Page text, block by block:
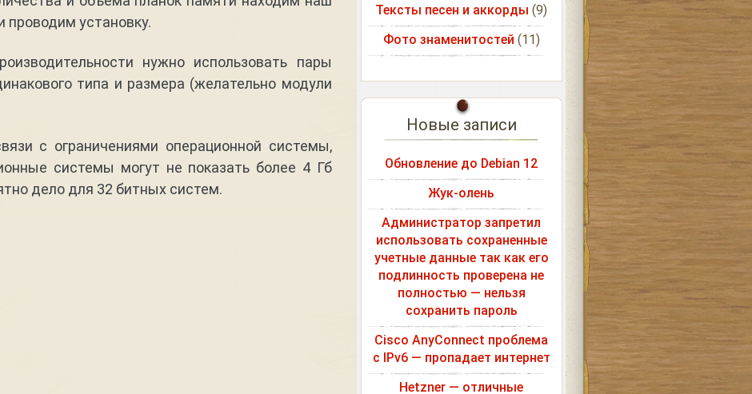
проводим установку.
нужно использовать пары
типа и размера (желательно модули
с ограничениями операционной системы,
системы могут не показать более 4 Гб
дело для 32 битных систем.
Тексты песен и аккорды (9)
Фото знаменитостей (11)
Новые записи
Обновление до Debian 12
Жук-олень
Администратор запретил
использовать сохраненные
учетные данные так как его
подлинность проверена не
полностью — нельзя
сохранить пароль
Cisco AnyConnect проблема
с IPv6 — пропадает интернет
Hetzner — отличные